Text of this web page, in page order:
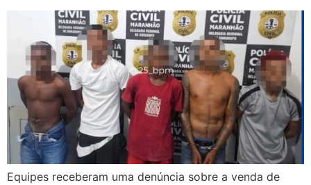
Equipes receberam uma denúncia sobre a venda de